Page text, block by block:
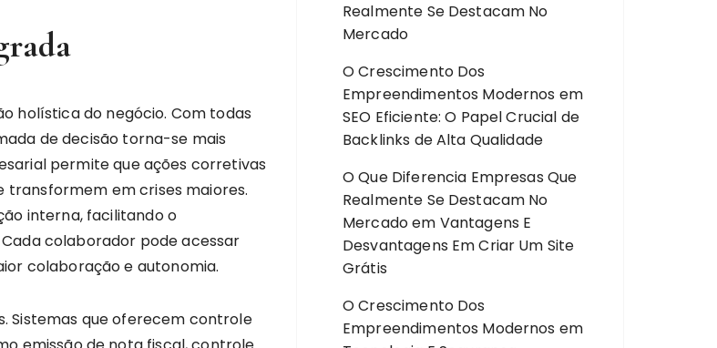
holística do negócio. Com todas
de decisão torna-se mais
permite que ações corretivas
transformem em crises maiores.
interna, facilitando o
colaborador pode acessar
colaboração e autonomia.
Sistemas que oferecem controle
Realmente Se Destacam No
Mercado
O Crescimento Dos
Empreendimentos Modernos em
SEO Eficiente: O Papel Crucial de
Backlinks de Alta Qualidade
O Que Diferencia Empresas Que
Realmente Se Destacam No
Mercadoem Vantagens E
Desvantagens Em Criar Um Site
Grátis
O Crescimento Dos
Empreendimentos Modernos em